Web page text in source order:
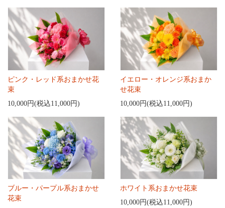
ピンク・レッド系おまかせ花
束
10,000円(税込11,000円)
イエロー・オレンジ系おまか
せ花束
10,000円(税込11,000円)
ブルー・パープル系おまかせ
花束
ホワイト系おまかせ花束
10,000円(税込11,000円)